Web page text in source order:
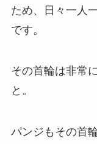
ため、日々一人
です。
その首輪は非常
と。
パンジもその首